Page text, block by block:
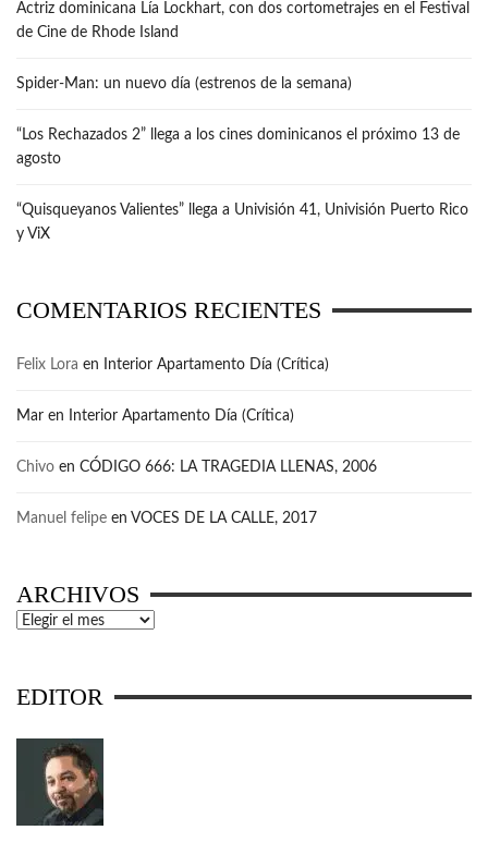
Actriz dominicana Lía Lockhart, con dos cortometrajes en el Festival
de Cine de Rhode Island
Spider-Man: un nuevo día (estrenos de la semana)
“Los Rechazados 2” llega a los cines dominicanos el próximo 13 de
agosto
“Quisqueyanos Valientes” llega a Univisión 41, Univisión Puerto Rico
y ViX
COMENTARIOS RECIENTES
Felix Lora en Interior Apartamento Día (Crítica)
Mar en Interior Apartamento Día (Crítica)
Chivo en CÓDIGO 666: LA TRAGEDIA LLENAS, 2006
Manuel felipe en VOCES DE LA CALLE, 2017
ARCHIVOS
Archivos
EDITOR